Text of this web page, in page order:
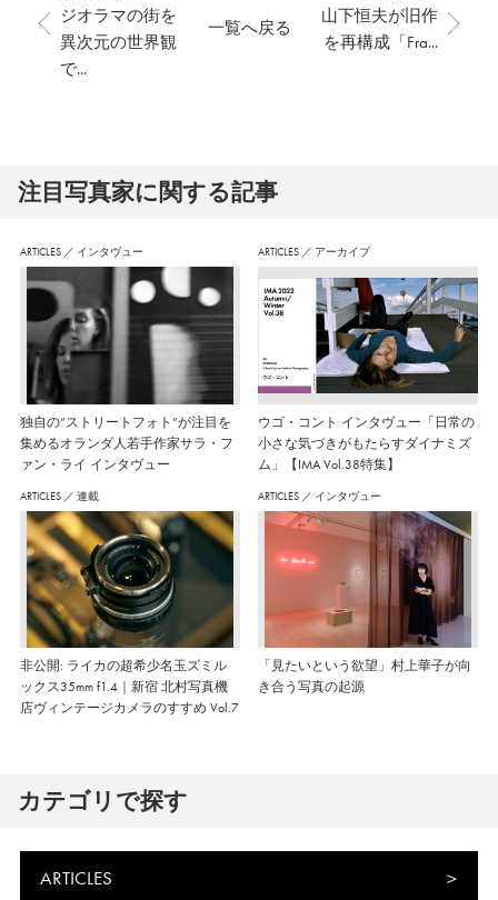
ジオラマの街を
異次元の世界観
で...
山下恒夫が旧作
を再構成「Fra...
一覧へ戻る
注⽬写真家に関する記事
ARTICLES ／ インタヴュー
独自の“ストリートフォト”が注目を
集めるオランダ人若手作家サラ・フ
ァン・ライ インタヴュー
ARTICLES ／ アーカイブ
ウゴ・コント インタヴュー「日常の
小さな気づきがもたらすダイナミズ
ム」【IMA Vol.38特集】
ARTICLES ／ 連載
非公開: ライカの超希少名玉ズミル
ックス35mm f1.4｜新宿 北村写真機
店ヴィンテージカメラのすすめ Vol.7
ARTICLES ／ インタヴュー
「見たいという欲望」村上華子が向
き合う写真の起源
カテゴリで探す
ARTICLES